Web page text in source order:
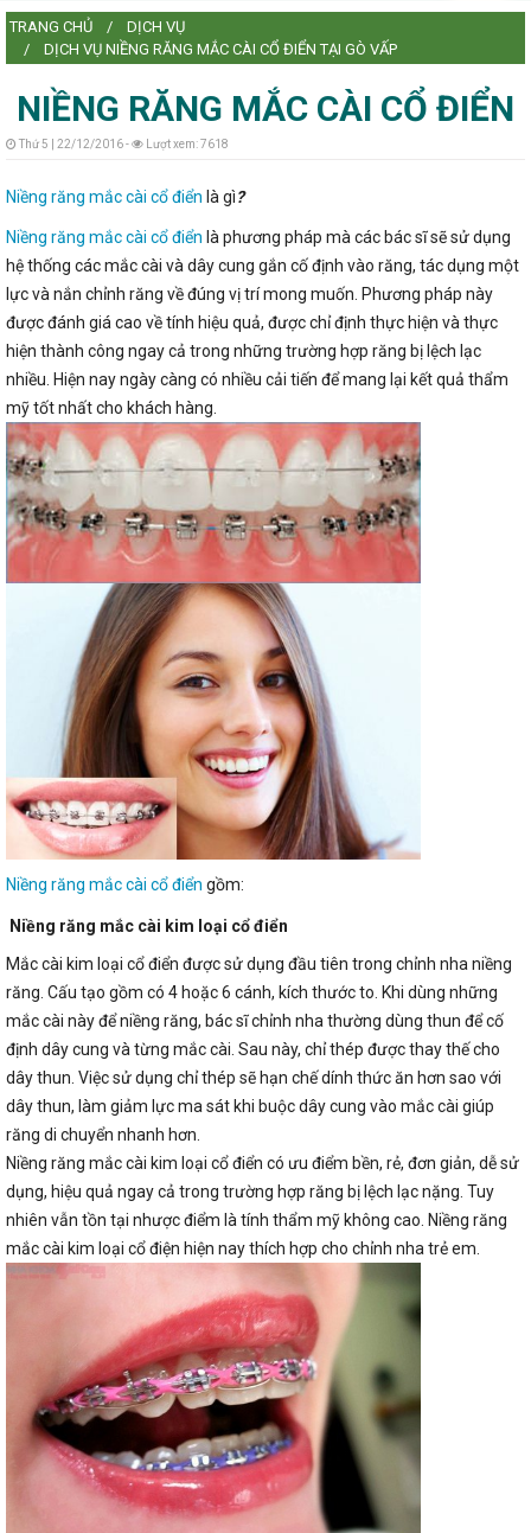
TRANG CHỦ
DỊCH VỤ
DỊCH VỤ NIỀNG RĂNG MẮC CÀI CỔ ĐIỂN TẠI GÒ VẤP
NIỀNG RĂNG MẮC CÀI CỔ ĐIỂN
Thứ 5 | 22/12/2016 - Lượt xem: 7618
Niềng răng mắc cài cổ điển là gì?
Niềng răng mắc cài cổ điển là phương pháp mà các bác sĩ sẽ sử dụng
hệ thống các mắc cài và dây cung gắn cố định vào răng, tác dụng một
lực và nắn chỉnh răng về đúng vị trí mong muốn. Phương pháp này
được đánh giá cao về tính hiệu quả, được chỉ định thực hiện và thực
hiện thành công ngay cả trong những trường hợp răng bị lệch lạc
nhiều. Hiện nay ngày càng có nhiều cải tiến để mang lại kết quả thẩm
mỹ tốt nhất cho khách hàng.
Niềng răng mắc cài cổ điển gồm:
Niềng răng mắc cài kim loại cổ điển
Mắc cài kim loại cổ điển được sử dụng đầu tiên trong chỉnh nha niềng
răng. Cấu tạo gồm có 4 hoặc 6 cánh, kích thước to. Khi dùng những
mắc cài này để niềng răng, bác sĩ chỉnh nha thường dùng thun để cố
định dây cung và từng mắc cài. Sau này, chỉ thép được thay thế cho
dây thun. Việc sử dụng chỉ thép sẽ hạn chế dính thức ăn hơn sao với
dây thun, làm giảm lực ma sát khi buộc dây cung vào mắc cài giúp
răng di chuyển nhanh hơn.
Niềng răng mắc cài kim loại cổ điển có ưu điểm bền, rẻ, đơn giản, dễ sử
dụng, hiệu quả ngay cả trong trường hợp răng bị lệch lạc nặng. Tuy
nhiên vẫn tồn tại nhược điểm là tính thẩm mỹ không cao. Niềng răng
mắc cài kim loại cổ điện hiện nay thích hợp cho chỉnh nha trẻ em.